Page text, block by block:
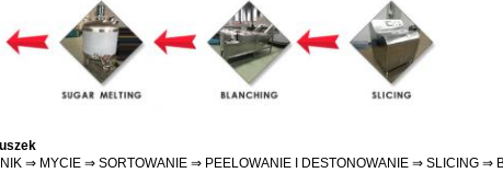
⇒ MYCIE ⇒ SORTOWANIE ⇒ PEELOWANIE I DESTONOWANIE ⇒ SLICING